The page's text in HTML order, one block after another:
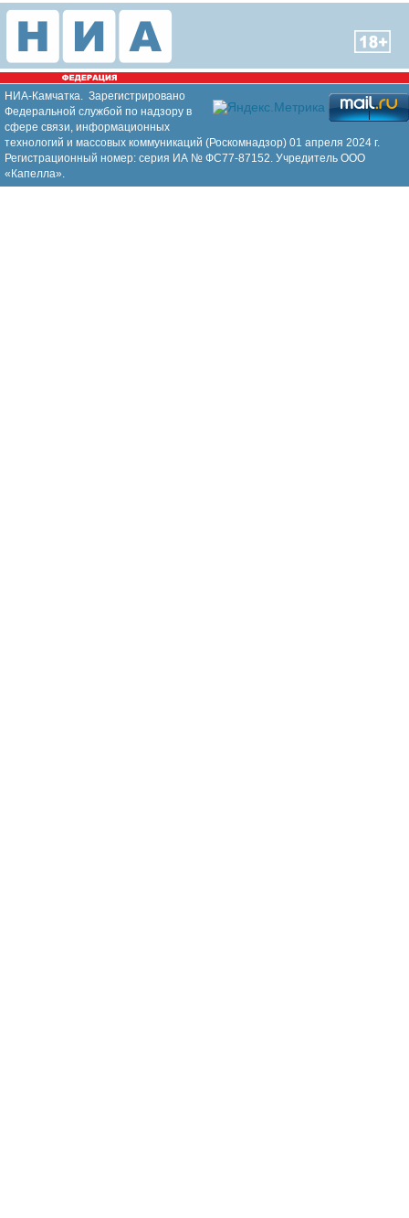
НИА-Камчатка. Зарегистрировано
Федеральной службой по надзору в
сфере связи, информационных
технологий и массовых коммуникаций (Роскомнадзор) 01 апреля 2024 г.
Регистрационный номер: серия ИА № ФС77-87152. Учредитель ООО
«Капелла».